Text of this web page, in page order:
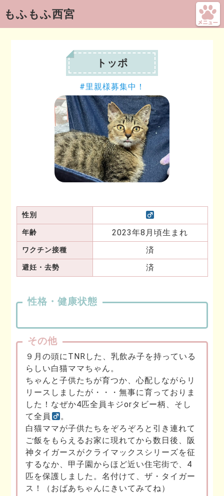
もふもふ西宮
トッポ
里親様募集中！
性別
年齢 2023年8月頃生まれ
ワクチン接種 済
避妊・去勢 済
性格・健康状態
その他
９月の頭にTNRした、乳飲み子を持っている
らしい白猫ママちゃん。
ちゃんと子供たちが育つか、心配しながらリ
リースしましたが・・・無事に育っておりま
した！なぜか4匹全員キジorタビー柄、そし
て全員
。
白猫ママが子供たちをぞろぞろと引き連れて
ご飯をもらえるお家に現れてから数日後、阪
神タイガースがクライマックスシリーズを征
するなか、甲子園からほど近い住宅街で、4
匹を保護しました。名付けて、ザ・タイガー
ス！（おばあちゃんにきいてみてね）